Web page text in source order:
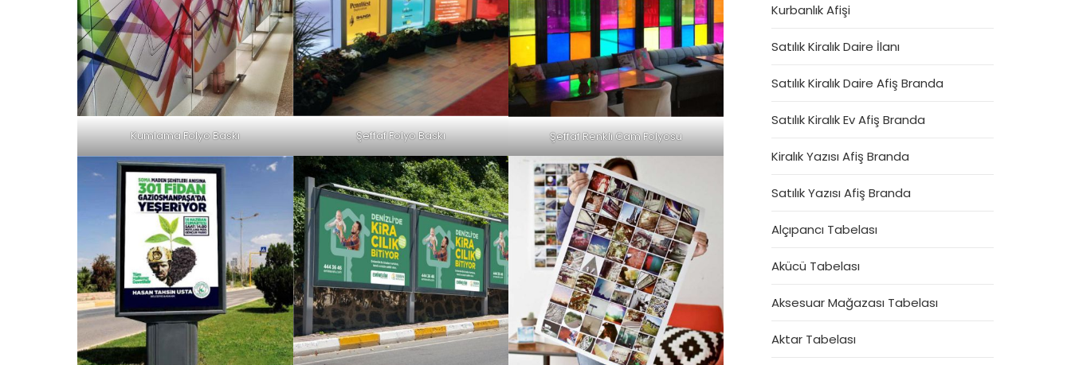
Kumlama Folyo Baskı Şeffaf Folyo Baskı Şeffaf Renkli Cam Folyosu
Kurbanlık Afişi
Satılık Kiralık Daire İlanı
Satılık Kiralık Daire Afiş Branda
Satılık Kiralık Ev Afiş Branda
Kiralık Yazısı Afiş Branda
Satılık Yazısı Afiş Branda
Alçıpancı Tabelası
Akücü Tabelası
Aksesuar Mağazası Tabelası
Aktar Tabelası